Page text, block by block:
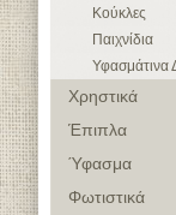
Κούκλες
Παιχνίδια
Υφασμάτινα
Χρηστικά
Έπιπλα
Ύφασμα
Φωτιστικά